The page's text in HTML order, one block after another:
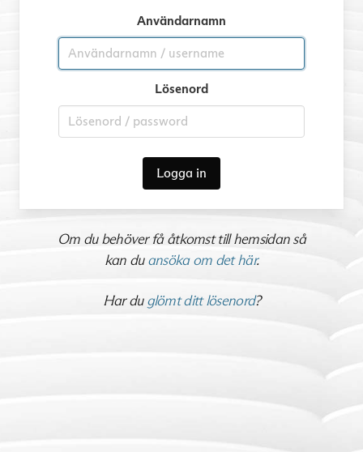
Användarnamn
Lösenord
Logga in
Om du behöver få åtkomst till hemsidan så
kan duansöka om det här.
Har duglömt ditt lösenord?